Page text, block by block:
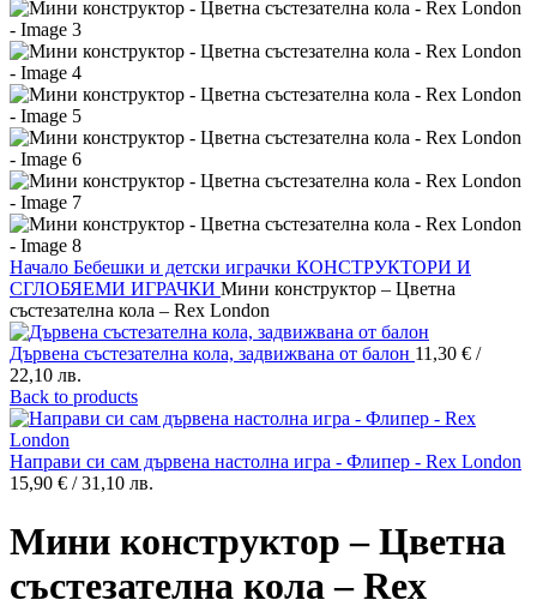
Начало Бебешки и детски играчки КОНСТРУКТОРИ И
СГЛОБЯЕМИ ИГРАЧКИ Мини конструктор – Цветна
състезателна кола – Rex London
Дървена състезателна кола, задвижвана от балон 11,30 € /
22,10 лв.
Back to products
Направи си сам дървена настолна игра - Флипер - Rex London
15,90 € / 31,10 лв.
Мини конструктор – Цветна
състезателна кола – Rex